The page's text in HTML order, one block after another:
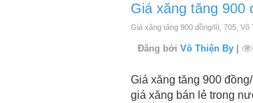
Giá xăng tăng 900
Giá xăng tăng 900 đồng/lít, 705, Võ
Đăng bởi Võ Thiện By |
Giá xăng tăng 900
giá xăng bán lẻ trong